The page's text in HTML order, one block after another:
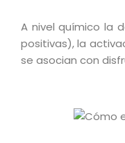
A nivel químico la
positivas), la
se asocian con